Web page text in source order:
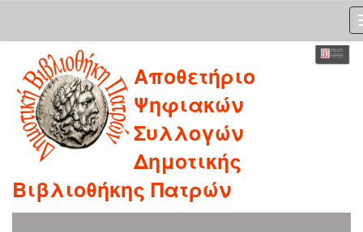
navigation
Αποθετήριο
Ψηφιακών
Συλλογών
Δημοτικής
Βιβλιοθήκης Πατρών